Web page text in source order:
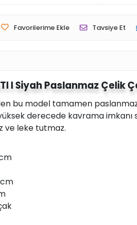
Favorilerime Ekle Tavsiye Et
I Siyah Paslanmaz Çelik
bu model tamamen
derecede kavrama imkanı
ve leke tutmaz.
cm